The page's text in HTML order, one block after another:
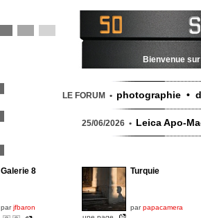
Bienvenue
LE FORUM • photographie •
25/06/2026 • Leica Apo-
Galerie 8
parjfbaron
Turquie
parpapacamera